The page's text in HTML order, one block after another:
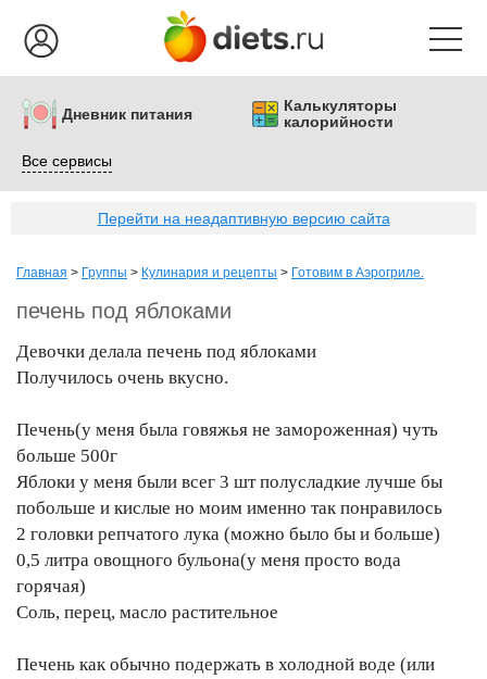
Дневник питания
Калькуляторы
калорийности
Все сервисы
Перейти на неадаптивную версию сайта
Главная > Группы > Кулинария и рецепты > Готовим в Аэрогриле.
печень под яблоками
Девочки делала печень под яблоками
Получилось очень вкусно.
Печень(у меня была говяжья не замороженная) чуть
больше 500г
Яблоки у меня были всег 3 шт полусладкие лучше бы
побольше и кислые но моим именно так понравилось
2 головки репчатого лука (можно было бы и больше)
0,5 литра овощного бульона(у меня просто вода
горячая)
Соль, перец, масло растительное
Печень как обычно подержать в холодной воде (или